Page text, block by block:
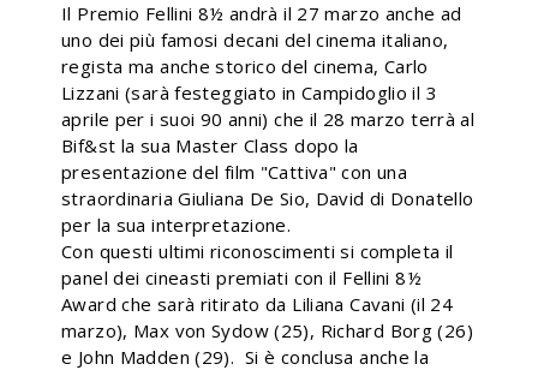
Il Premio Fellini 8½ andrà il 27 marzo anche ad
uno dei più famosi decani del cinema italiano,
regista ma anche storico del cinema, Carlo
Lizzani (sarà festeggiato in Campidoglio il 3
aprile per i suoi 90 anni) che il 28 marzo terrà al
Bif&st la sua Master Class dopo la
presentazione del film "Cattiva" con una
straordinaria Giuliana De Sio, David di Donatello
per la sua interpretazione.
Con questi ultimi riconoscimenti si completa il
panel dei cineasti premiati con il Fellini 8½
Award che sarà ritirato da Liliana Cavani (il 24
marzo), Max von Sydow (25), Richard Borg (26)
e John Madden (29). Si è conclusa anche la